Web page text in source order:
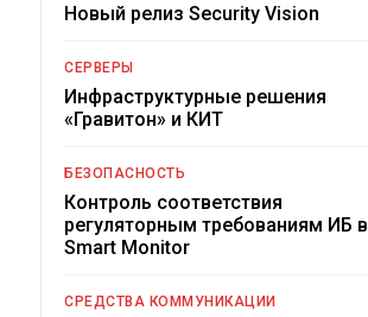
Новый релиз Security Vision
СЕРВЕРЫ
Инфраструктурные решения
«Гравитон» и КИТ
БЕЗОПАСНОСТЬ
Контроль соответствия
регуляторным требованиям ИБ в
Smart Monitor
СРЕДСТВА КОММУНИКАЦИИ